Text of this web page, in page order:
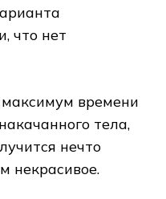
что нет
времени
тела,
нечто
некрасивое.